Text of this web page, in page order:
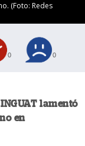
(Foto: Redes
0 0
lamentó
en